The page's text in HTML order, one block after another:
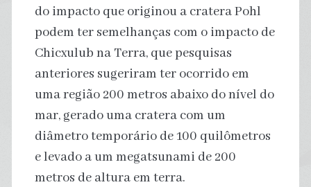
do impacto que originou a cratera Pohl
podem ter semelhanças com o impacto de
Chicxulub na Terra, que pesquisas
anteriores sugeriram ter ocorrido em
uma região 200 metros abaixo do nível do
mar, gerado uma cratera com um
diâmetro temporário de 100 quilômetros
e levado a um megatsunami de 200
metros de altura em terra.